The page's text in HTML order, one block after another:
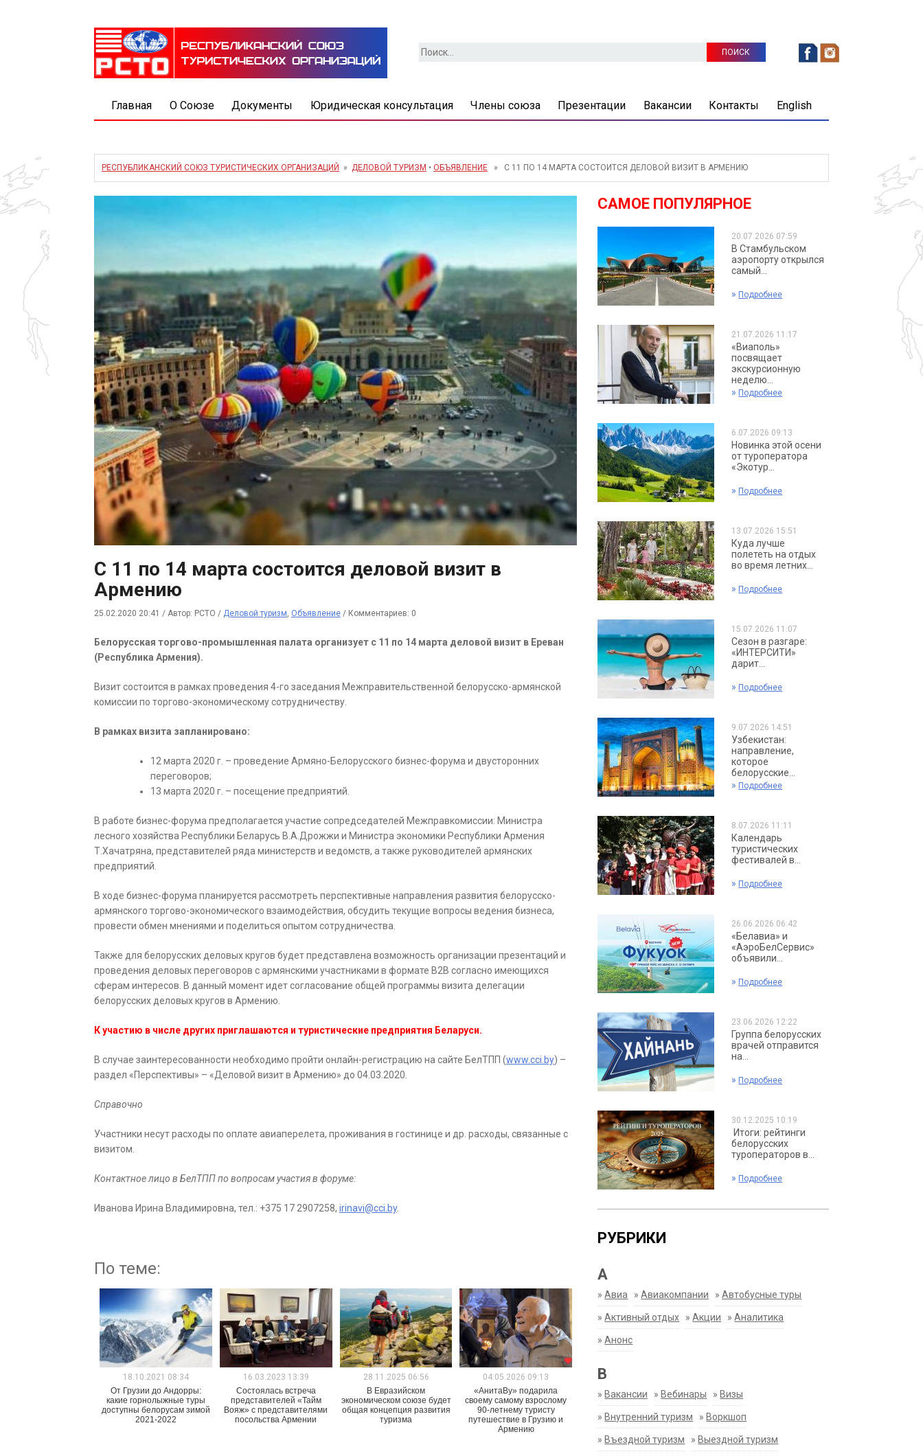
Найти:
Главная О Союзе Документы Юридическая консультация Члены союза Презентации Вакансии Контакты English
РЕСПУБЛИКАНСКИЙ СОЮЗ ТУРИСТИЧЕСКИХ ОРГАНИЗАЦИЙ » ДЕЛОВОЙ ТУРИЗМ • ОБЪЯВЛЕНИЕ » С 11 ПО 14 МАРТА СОСТОИТСЯ ДЕЛОВОЙ ВИЗИТ В АРМЕНИЮ
С 11 по 14 марта состоится деловой визит в
Армению
25.02.2020 20:41 / Автор: РСТО / Деловой туризм, Объявление / Комментариев: 0
Белорусская торгово-промышленная палата организует с 11 по 14 марта деловой визит в Ереван
(Республика Армения).
Визит состоится в рамках проведения 4-го заседания Межправительственной белорусско-армянской
комиссии по торгово-экономическому сотрудничеству.
В рамках визита запланировано:
12 марта 2020 г. – проведение Армяно-Белорусского бизнес-форума и двусторонних
переговоров;
13 марта 2020 г. – посещение предприятий.
В работе бизнес-форума предполагается участие сопредседателей Межправкомиссии: Министра
лесного хозяйства Республики Беларусь В.А.Дрожжи и Министра экономики Республики Армения
Т.Хачатряна, представителей ряда министерств и ведомств, а также руководителей армянских
предприятий.
В ходе бизнес-форума планируется рассмотреть перспективные направления развития белорусско-
армянского торгово-экономического взаимодействия, обсудить текущие вопросы ведения бизнеса,
провести обмен мнениями и поделиться опытом сотрудничества.
Также для белорусских деловых кругов будет представлена возможность организации презентаций и
проведения деловых переговоров с армянскими участниками в формате B2B согласно имеющихся
сферам интересов. В данный момент идет согласование общей программы визита делегации
белорусских деловых кругов в Армению.
К участию в числе других приглашаются и туристические предприятия Беларуси.
В случае заинтересованности необходимо пройти онлайн-регистрацию на сайте БелТПП (www.cci.by) –
раздел «Перспективы» – «Деловой визит в Армению» до 04.03.2020.
Справочно
Участники несут расходы по оплате авиаперелета, проживания в гостинице и др. расходы, связанные с
визитом.
Контактное лицо в БелТПП по вопросам участия в форуме:
Иванова Ирина Владимировна, тел.: +375 17 2907258, irinavi@cci.by.
По теме:
18.10.2021 08:34
От Грузии до Андорры:
какие горнолыжные туры
доступны белорусам зимой
2021-2022
16.03.2023 13:39
Состоялась встреча
представителей «Тайм
Вояж» с представителями
посольства Армении
28.11.2025 06:56
В Евразийском
экономическом союзе будет
общая концепция развития
туризма
04.05.2026 09:13
«АнитаВу» подарила
своему самому взрослому
90-летнему туристу
путешествие в Грузию и
Армению
САМОЕ ПОПУЛЯРНОЕ
20.07.2026 07:59
В Стамбульском
аэропорту открылся
самый...
» Подробнее
21.07.2026 11:17
«Виаполь»
посвящает
экскурсионную
неделю...
» Подробнее
6.07.2026 09:13
Новинка этой осени
от туроператора
«Экотур...
» Подробнее
13.07.2026 15:51
Куда лучше
полететь на отдых
во время летних...
» Подробнее
15.07.2026 11:07
Сезон в разгаре:
«ИНТЕРСИТИ»
дарит...
» Подробнее
9.07.2026 14:51
Узбекистан:
направление,
которое
белорусские...
» Подробнее
8.07.2026 11:11
Календарь
туристических
фестивалей в...
» Подробнее
26.06.2026 06:42
«Белавиа» и
«АэроБелСервис»
объявили...
» Подробнее
23.06.2026 12:22
Группа белорусских
врачей отправится
на...
» Подробнее
30.12.2025 10:19
Итоги: рейтинги
белорусских
туроператоров в...
» Подробнее
РУБРИКИ
А
»Авиа »Авиакомпании »Автобусные туры
»Активный отдых »Акции »Аналитика
»Анонс
В
» Вакансии » Вебинары » Визы
» Внутренний туризм » Воркшоп
» Въездной туризм » Выездной туризм